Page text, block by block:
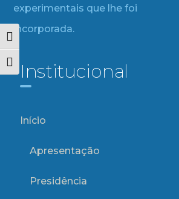
Alternar alto contraste
Alternar tamanho da fonte
experimentais que lhe foi
incorporada.
Institucional
Início
Apresentação
Presidência